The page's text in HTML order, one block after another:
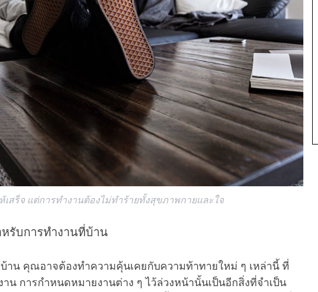
เสร็จ แต่การทำงานต้องไม่ทำร้ายทั้งสุขภาพกายและใจ
รับการทำงานที่บ้าน
าน คุณอาจต้องทำความคุ้นเคยกับความท้าทายใหม่ ๆ เหล่านี้ ที่
การกำหนดหมายงานต่าง ๆ ไว้ล่วงหน้านั้นเป็นอีกสิ่งที่จำเป็น